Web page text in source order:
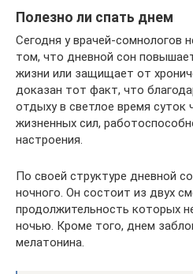
Полезно ли спать днем
Сегодня у врачей-сомнологов
том, что дневной сон
жизни или защищает от
доказан тот факт, что
отдыху в светлое время суток
жизненных сил,
настроения.
По своей структуре дневной
ночного. Он состоит из двух
продолжительность которых
ночью. Кроме того, днем
мелатонина.